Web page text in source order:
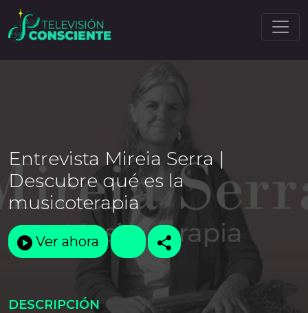
Entrevista Mireia Serra |
Descubre qué es la
musicoterapia
Ver ahora
DESCRIPCIÓN